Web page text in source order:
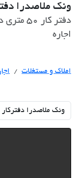
ونک ملاصدرا
دفتر
اجاره
املاک و مستغلات